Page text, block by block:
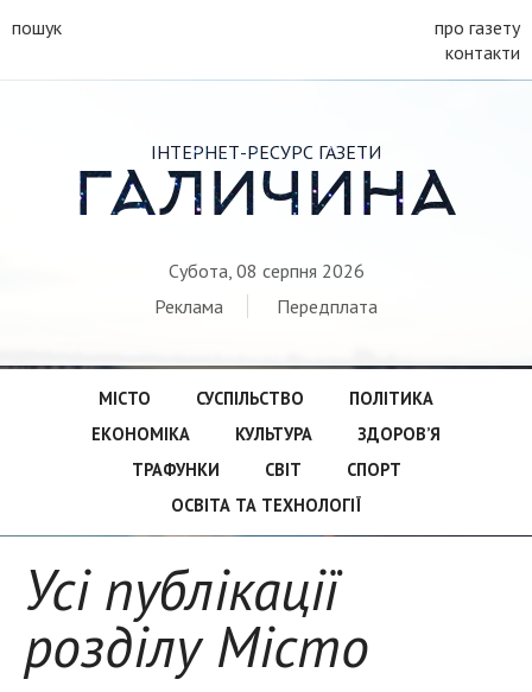
пошук
про газету
контакти
ІНТЕРНЕТ-РЕСУРС ГАЗЕТИ
ГАЛИЧИНА
Субота, 08 серпня 2026
Реклама
Передплата
МІСТО СУСПІЛЬСТВО
ПОЛІТИКА
ЕКОНОМІКА
КУЛЬТУРА
ЗДОРОВ’Я
ТРАФУНКИ
СВІТ
СПОРТ
ОСВІТА ТА ТЕХНОЛОГІЇ
Усі публікації
розділу Місто